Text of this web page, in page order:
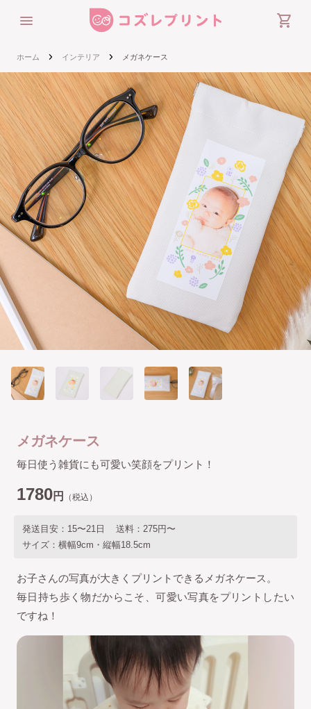
shopping_cart
ホーム chevron_right インテリア chevron_right メガネケース
メガネケース
毎日使う雑貨にも可愛い笑顔をプリント！
1780円 （税込）
発送目安 15〜21日 送料
275円〜
サイズ
横幅9cm・縦幅18.5cm
お子さんの写真が大きくプリントできるメガネケース。
毎日持ち歩く物だからこそ、可愛い写真をプリントしたい
ですね！